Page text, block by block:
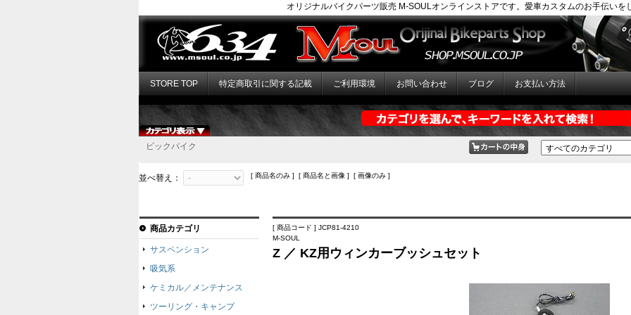
オリジナルバイクパーツ販売 M-SOULオンラインストアです。愛車カスタムのお手伝いを
STORE TOP 特定商取引に関する記載 ご利用環境 お問い合わせ ブログ お支払い方法
ビックバイク
並べ替え： [ 商品名のみ ] [ 商品名と画像 ] [ 画像のみ ]
[ 商品コード ] JCP81-4210
M-SOUL
Z ／ KZ用ウィンカーブッシュセット
商品カテゴリ
サスペンション
吸気系
ケミカル／メンテナンス
ツーリング・キャンプ